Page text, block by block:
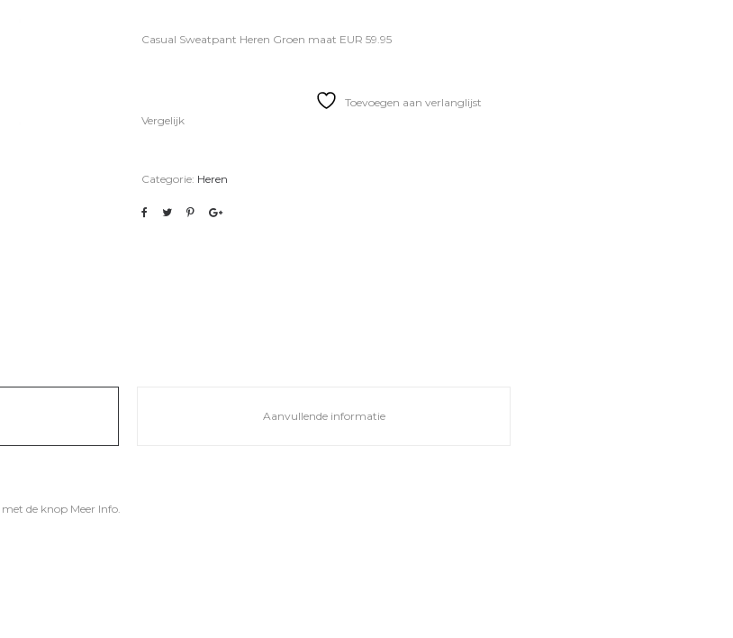
Casual Sweatpant Heren Groen maat EUR 59.95
Toevoegen aan verlanglijst
Vergelijk
Categorie: Heren
Aanvullende informatie
met de knop Meer Info.